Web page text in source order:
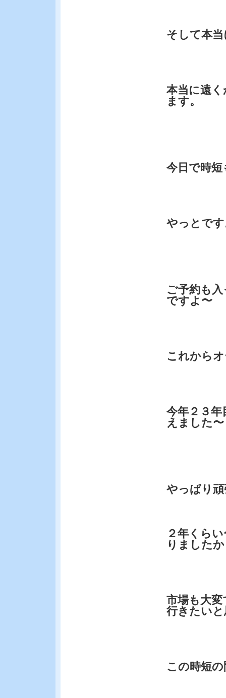
そして本
本当に遠
ます。
今日で時
やっとで
ご予約も
ですよ〜
これから
今年２３
えました〜
やっぱり
２年くら
りました
市場も大
行きたい
この時短